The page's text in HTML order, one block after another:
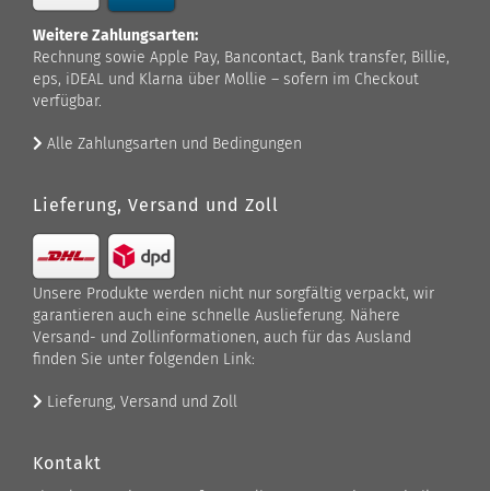
Weitere Zahlungsarten:
Rechnung sowie Apple Pay, Bancontact, Bank transfer, Billie,
eps, iDEAL und Klarna über Mollie – sofern im Checkout
verfügbar.
Alle Zahlungsarten und Bedingungen
Lieferung, Versand und Zoll
Unsere Produkte werden nicht nur sorgfältig verpackt, wir
garantieren auch eine schnelle Auslieferung. Nähere
Versand- und Zollinformationen, auch für das Ausland
finden Sie unter folgenden Link:
Lieferung, Versand und Zoll
Kontakt